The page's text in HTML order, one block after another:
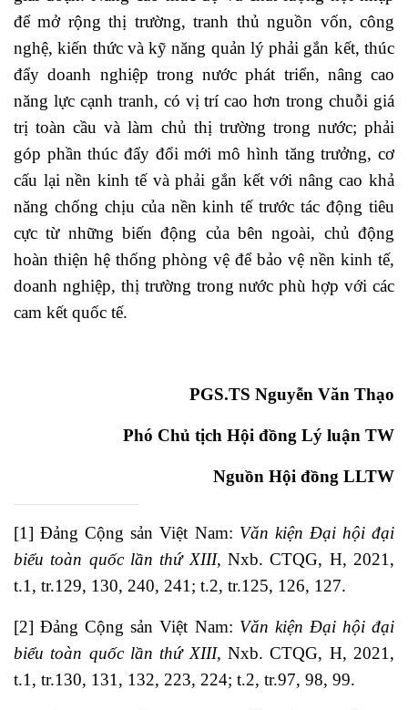
để mở rộng thị trường, tranh thủ nguồn vốn, công
nghệ, kiến thức và kỹ năng quản lý phải gắn kết, thúc
đẩy doanh nghiệp trong nước phát triển, nâng cao
năng lực cạnh tranh, có vị trí cao hơn trong chuỗi giá
trị toàn cầu và làm chủ thị trường trong nước; phải
góp phần thúc đẩy đổi mới mô hình tăng trưởng, cơ
cấu lại nền kinh tế và phải gắn kết với nâng cao khả
năng chống chịu của nền kinh tế trước tác động tiêu
cực từ những biến động của bên ngoài, chủ động
hoàn thiện hệ thống phòng vệ để bảo vệ nền kinh tế,
doanh nghiệp, thị trường trong nước phù hợp với các
cam kết quốc tế.
PGS.TS Nguyễn Văn Thạo
Phó Chủ tịch Hội đồng Lý luận TW
Nguồn Hội đồng LLTW
[1] Đảng Cộng sản Việt Nam: Văn kiện Đại hội đại
biểu toàn quốc lần thứ XIII, Nxb. CTQG, H, 2021,
t.1, tr.129, 130, 240, 241; t.2, tr.125, 126, 127.
[2] Đảng Cộng sản Việt Nam: Văn kiện Đại hội đại
biểu toàn quốc lần thứ XIII, Nxb. CTQG, H, 2021,
t.1, tr.130, 131, 132, 223, 224; t.2, tr.97, 98, 99.